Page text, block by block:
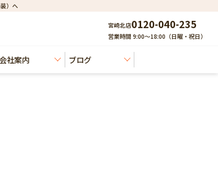
）へ
宮崎北店0120-040-235
営業時間 9:00～18:00（日曜・祝日）
会社案内 ブログ